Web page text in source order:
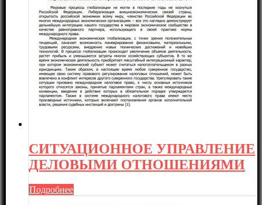
СИТУАЦИОННОЕ УПРАВЛЕНИЕ
ДЕЛОВЫМИ ОТНОШЕНИЯМИ
Подробнее